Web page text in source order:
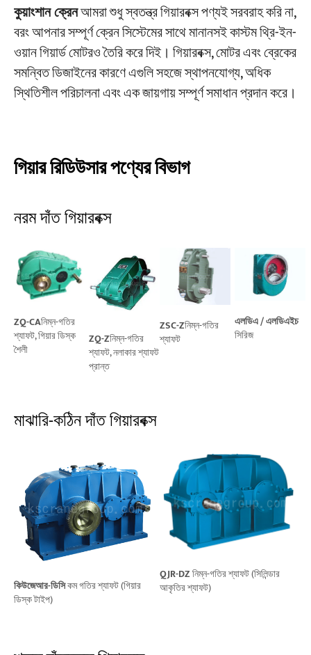
প্রকল্প
কুয়াংশান ক্রেনআমরা শুধু স্বতন্ত্র গিয়ারবক্স পণ্যই সরবরাহ করি না,
বরং আপনার সম্পূর্ণ ক্রেন সিস্টেমের সাথে মানানসই কাস্টম থ্রি-ইন-
ওয়ান গিয়ার্ড মোটরও তৈরি করে দিই। গিয়ারবক্স, মোটর এবং ব্রেকের
সমন্বিত ডিজাইনের কারণে এগুলি সহজে স্থাপনযোগ্য, অধিক
স্থিতিশীল পরিচালনা এবং এক জায়গায় সম্পূর্ণ সমাধান প্রদান করে।
গিয়ার রিডিউসার পণ্যের বিভাগ
নরম দাঁত গিয়ারবক্স
ZQ-CAনিম্ন-গতির
শ্যাফট, গিয়ার ডিস্ক
শৈলী
ZQ-Zনিম্ন-গতির
শ্যাফট, নলাকার শ্যাফট
প্রান্ত
ZSC-Zনিম্ন-গতির
শ্যাফট
এলডিএ / এলডিএইচ
সিরিজ
মাঝারি-কঠিন দাঁত গিয়ারবক্স
কিউজেআর-ডিসিকম গতির শ্যাফট (গিয়ার
ডিস্ক টাইপ)
QJR-DZনিম্ন-গতির শ্যাফট (সিলিন্ডার
আকৃতির শ্যাফট)